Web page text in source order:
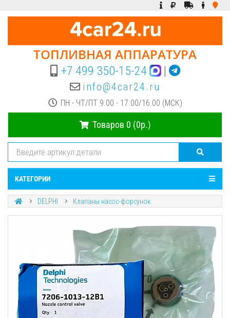
ТОПЛИВНАЯ АППАРАТУРА
+7 499 350-15-24 |
info@4car24.ru
ПН - ЧТ/ПТ 9.00 - 17.00/16.00 (МСК)
Товаров 0 (0р.)
КАТЕГОРИИ
DELPHI Клапаны насос-форсунок